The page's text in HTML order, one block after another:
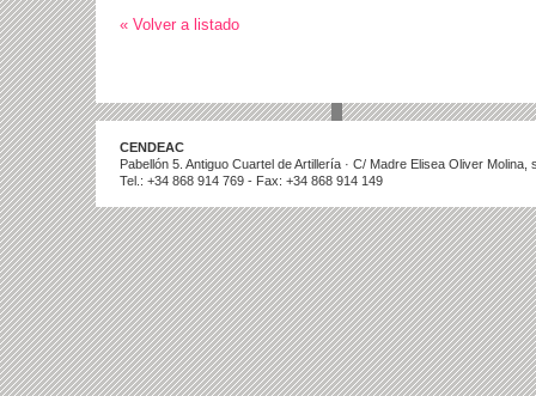
« Volver a listado
CENDEAC
Pabellón 5. Antiguo Cuartel de Artillería · C/ Madre Elisea Oliver
Tel.: +34 868 914 769 - Fax: +34 868 914 149